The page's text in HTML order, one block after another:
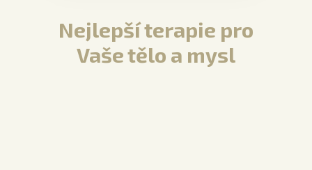
Nejlepší terapie pro
Vaše tělo a mysl